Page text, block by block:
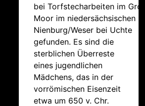
bei Torfstecharbeiten im
Moor im niedersächsischen
Nienburg/Weser bei Uchte
gefunden. Es sind die
sterblichen Überreste
eines jugendlichen
Mädchens, das in der
vorrömischen Eisenzeit
etwa um 650 v. Chr.